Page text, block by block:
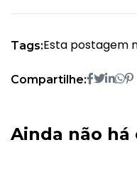
Tags:Esta postagem
Compartilhe:
Ainda não